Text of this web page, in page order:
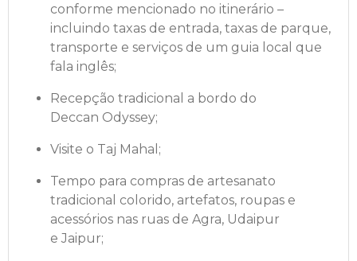
conforme mencionado no itinerário –
incluindo taxas de entrada, taxas de parque,
transporte e serviços de um guia local que
fala inglês;
Recepção tradicional a bordo do
Deccan Odyssey;
Visite o Taj Mahal;
Tempo para compras de artesanato
tradicional colorido, artefatos, roupas e
acessórios nas ruas de Agra, Udaipur
e Jaipur;